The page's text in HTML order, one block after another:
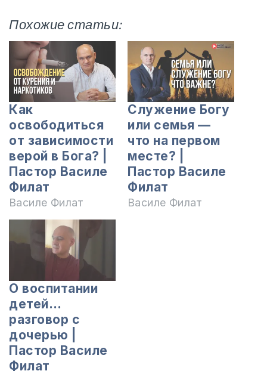
Похожие статьи:
Как
освободиться
от зависимости
верой в Бога? |
Пастор Василе
Филат
Василе Филат
Служение Богу
или семья —
что на первом
месте? |
Пастор Василе
Филат
Василе Филат
О воспитании
детей…
разговор с
дочерью |
Пастор Василе
Филат